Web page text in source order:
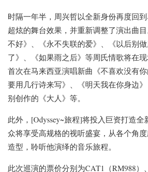
时隔一年半，周兴哲以全新身份再度回
超炫的舞台效果，并重新调整了演出曲
不好》、《永不失联的爱》、《以后别
了》、《如果雨之后》等周氏情歌将在
首次在马来西亚演唱新曲《不喜欢没有
要用几行诗来写》、《明天我在你身边
别创作的《大人》等。
此外，[Odyssey~旅程]将投入巨资打造
众将享受高规格的视听盛宴，从各个角
造型，聆听他演绎的音乐旅程。
此次巡演的票价分别为CAT1（RM988）